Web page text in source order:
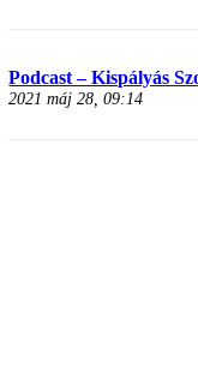
Podcast – Kispályás
2021 máj 28, 09:14